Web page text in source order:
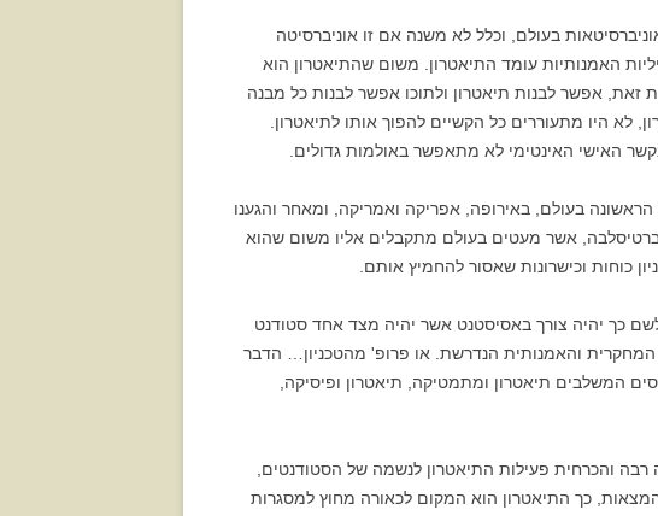
בעולם, וכלל לא משנה אם זו אוניברסיטה
האמנותיות עומד התיאטרון. משום שהתיאטרון הוא
זאת, אפשר לבנות תיאטרון ולתוכו אפשר לבנות כל מבנה
לא היו מתעוררים כל הקשיים להפוך אותו לתיאטרון.
האישי האינטימי לא מתאפשר באולמות גדולים.
בעולם, באירופה, אפריקה ואמריקה, ומאחר והגענו
ואמנותית, זכינו להגיע אל השיא, ולהשתתף בחודש יוני 2006 בפסטיבל ברטיסלבה, אשר מעטים בעולם מתקבלים אליו משום שהוא
כוחות וכישרונות שאסור להחמיץ אותם.
כך יהיה צורך באסיסטנט אשר יהיה מצד אחד סטודנט
המחקרית והאמנותית הנדרשת. או פרופ' מהטכניון… הדבר
המשלבים תיאטרון ומתמטיקה, תיאטרון ופיסיקה,
בסוף הנספחים, נספח 7, ובו תוכלו לקרוא עד כמה רבה והכרחית פעילות התיאטרון לנשמה של הסטודנטים,
כך התיאטרון הוא המקום לכאורה מחוץ למסגרות